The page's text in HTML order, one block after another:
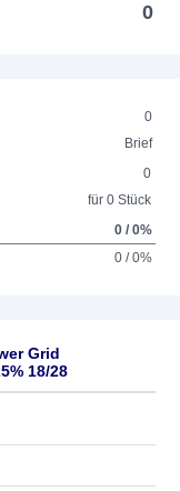
0
0
Brief
0
für 0 Stück
0 / 0%
0 / 0%
Grid
18/28